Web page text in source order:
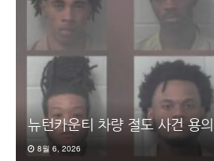
뉴턴카운티 차량 절도 사건 용
8월 6, 2026